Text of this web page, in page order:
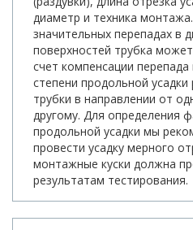
диаметр и техника
значительных перепадах в
поверхностей трубка
счет компенсации
степени продольной
трубки в направлении от
другому. Для определения
продольной усадки мы
провести усадку мерного
монтажные куски должна
результатам тестирования.